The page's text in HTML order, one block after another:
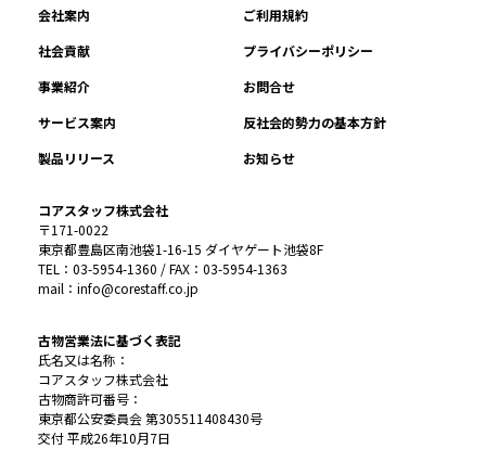
会社案内
ご利用規約
社会貢献
プライバシーポリシー
事業紹介
お問合せ
サービス案内
反社会的勢力の基本方針
製品リリース
お知らせ
コアスタッフ株式会社
〒171-0022
東京都豊島区南池袋1-16-15 ダイヤゲート池袋8F
TEL：03-5954-1360 / FAX：03-5954-1363
mail：info@corestaff.co.jp
古物営業法に基づく表記
氏名又は名称：
コアスタッフ株式会社
古物商許可番号：
東京都公安委員会 第305511408430号
交付 平成26年10月7日